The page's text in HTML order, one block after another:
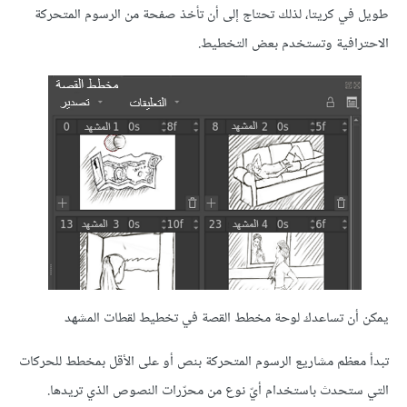
طويل في كريتا، لذلك تحتاج إلى أن تأخذ صفحة من الرسوم المتحركة
الاحترافية وتستخدم بعض التخطيط.
يمكن أن تساعدك لوحة مخطط القصة في تخطيط لقطات المشهد
تبدأ معظم مشاريع الرسوم المتحركة بنص أو على الأقل بمخطط للحركات
التي ستحدث باستخدام أيّ نوع من محرّرات النصوص الذي تريدها.